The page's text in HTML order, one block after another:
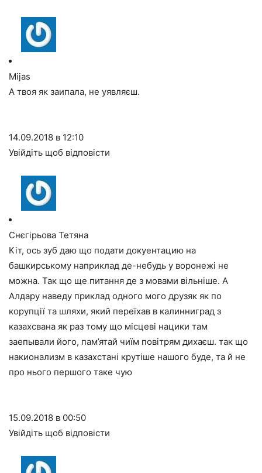
Mijas
А твоя як заипала, не уявляєш.
14.09.2018 в 12:10
Увійдіть щоб відповісти
Снєгірьова Тетяна
Кіт, ось зуб даю що подати докуентацию на
башкирському наприклад де-небудь у воронежі не
можна. Так що ще питання де з мовами вільніше. А
Алдару наведу приклад одного мого друзяк як по
корупції та шляхи, який переїхав в калинниград з
казахсвана як раз тому що місцеві нацики там
заепывали його, пам’ятай чиїм повітрям дихаєш. так що
накионализм в казахстані крутіше нашого буде, та й не
про нього першого таке чую
15.09.2018 в 00:50
Увійдіть щоб відповісти